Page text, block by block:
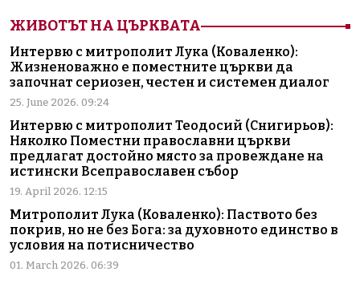
ЖИВОТЪТ НА ЦЪРКВАТА
Интервю с митрополит Лука (Коваленко):
Жизненоважно е поместните църкви да
започнат сериозен, честен и системен диалог
25. June 2026. 09:24
Интервю с митрополит Теодосий (Снигирьов):
Няколко Поместни православни църкви
предлагат достойно място за провеждане на
истински Всеправославен събор
19. April 2026. 12:15
Митрополит Лука (Коваленко): Паството без
покрив, но не без Бога: за духовното единство в
условия на потисничество
01. March 2026. 06:39